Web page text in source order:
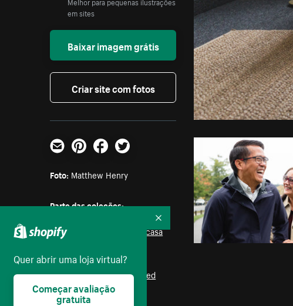
em sites
Baixar imagem grátis
Criar site com fotos
E-mailPinterestFacebookTwitter
Foto: Matthew Henry
Parte das coleções:
Computador
Trabalho de casa
Licença:
Burst Some Rights Reserved
Quer abrir uma loja virtual?
Começar avaliação
gratuita
Recolher